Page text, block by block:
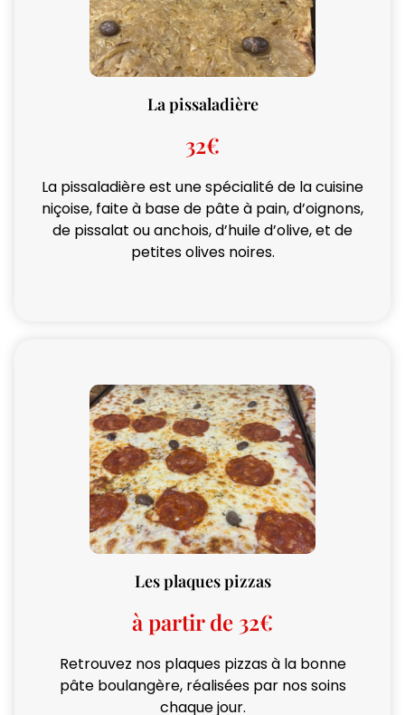
La pissaladière
32€
La pissaladière est une spécialité de la cuisine
niçoise, faite à base de pâte à pain, d’oignons,
de pissalat ou anchois, d’huile d’olive, et de
petites olives noires.
Les plaques pizzas
à partir de 32€
Retrouvez nos plaques pizzas à la bonne
pâte boulangère, réalisées par nos soins
chaque jour.